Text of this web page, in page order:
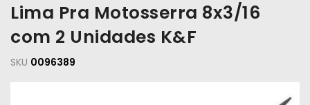
e
Jardim
EPIs
Lima Pra Motosserra 8x3/16
com 2 Unidades K&F
SKU 0096389